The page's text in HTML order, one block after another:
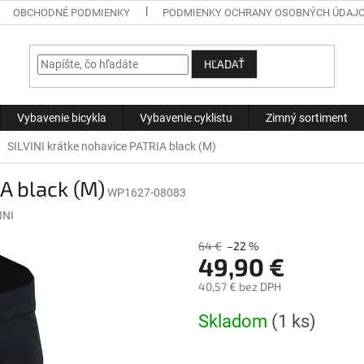
OBCHODNÉ PODMIENKY PODMIENKY OCHRANY OSOBNÝCH
HĽADAŤ
Vybavenie bicykla Vybavenie cyklistu Zimný sortiment
SILVINI krátke nohavice PATRIA black (M)
black (M) WP1627-08083
64 € –22 %
49,90 €
40,57 € bez DPH
cena:
Skladom (1 ks)